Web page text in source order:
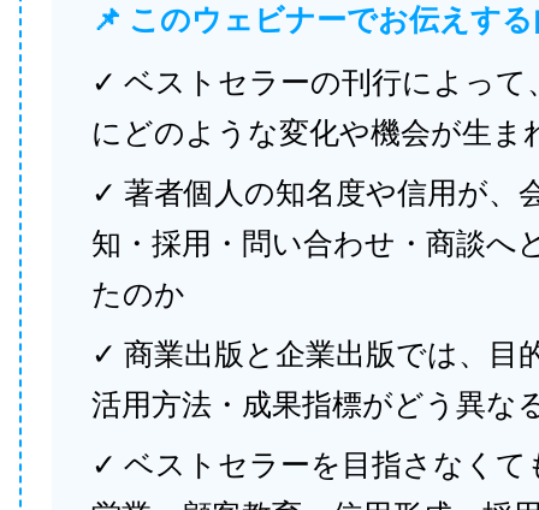
📌 このウェビナーでお伝えす
✓ ベストセラーの刊行によって
にどのような変化や機会が生ま
✓ 著者個人の知名度や信用が、
知・採用・問い合わせ・商談へ
たのか
✓ 商業出版と企業出版では、目
活用方法・成果指標がどう異な
✓ ベストセラーを目指さなくて